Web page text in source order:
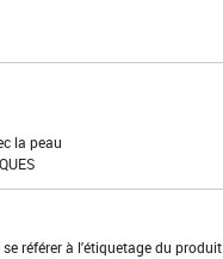
la peau
référer à l'étiquetage du produit.